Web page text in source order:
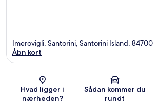
Kort
Imerovigli, Santorini, Santorini Island, 84700
Åbn kort
Hvad ligger i
nærheden?
Sådan kommer du
rundt